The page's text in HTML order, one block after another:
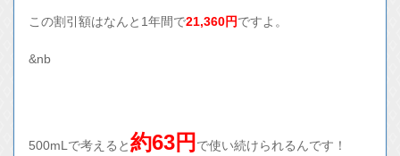
この割引額はなんと1年間で21,360円ですよ。
&nb
500mLで考えると約63円 で使い続けられるんです！